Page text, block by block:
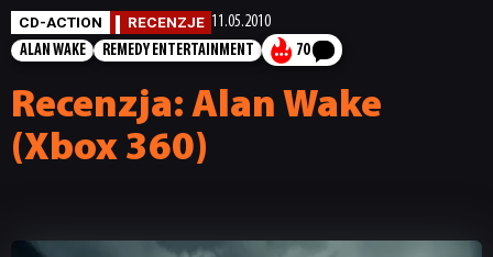
CD-ACTION RECENZJE 11.05.2010
ALAN WAKE
REMEDY ENTERTAINMENT 70
Recenzja: Alan Wake
(Xbox 360)